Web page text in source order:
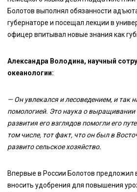
Болотов выполнял обязанности
губернаторе и посещал лекции в
офицер впитывал новые знания как
Александра Володина, научный
океанологии:
— Он увлекался и лесоведением, и так
помологией. Это наука о
развития его взглядов помогли его
том числе, тот факт, что он был в
развито сельское хозяйство.
Впервые в России Болотов предложил
вносить удобрения для повышения